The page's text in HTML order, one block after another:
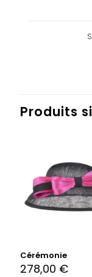
Produits
Cérémonie
278,00 €